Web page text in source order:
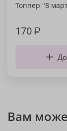
Топпер "8
170₽
Вам